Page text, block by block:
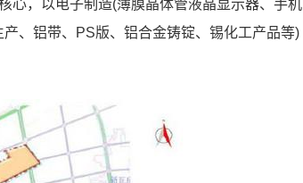
心，以电子制造(薄膜晶体管液晶显示器、手机
、铝带、PS版、铝合金铸锭、锡化工产品等)